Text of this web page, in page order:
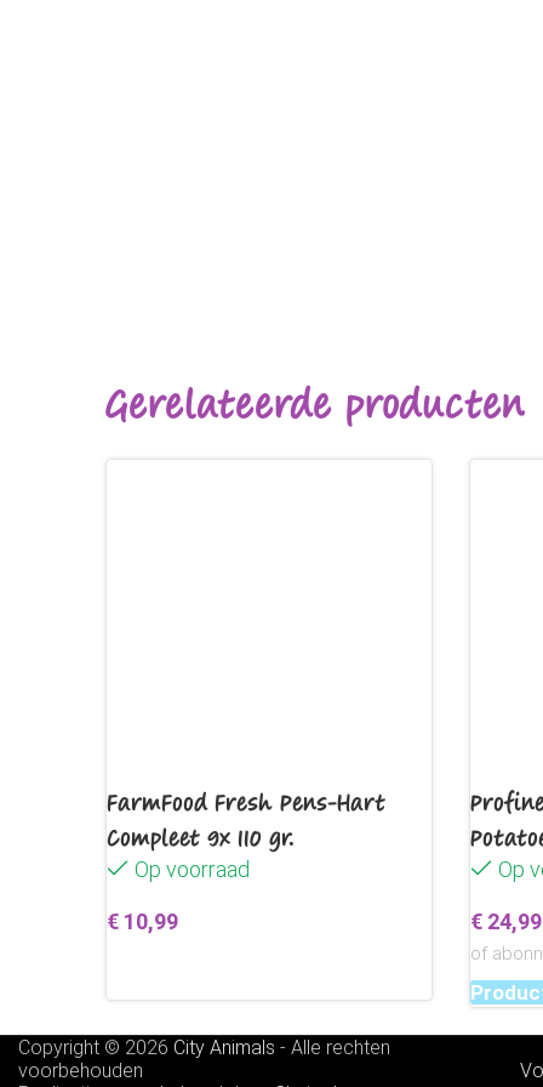
Gerelateerde producten
FarmFood Fresh Pens-Hart
Compleet 9x 110 gr.
Op voorraad
€ 10,99
Op
€ 24,99
of
Copyright © 2026 City Animals - Alle rechten
voorbehouden